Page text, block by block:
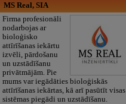
MS Real, SIA
Firma profesionāli
nodarbojas ar
bioloģisko
attīrīšanas iekārtu
izvēli, pārdošanu
un uzstādīšanu
privātmājām. Pie
mums var iegādāties bioloģiskās
attīrīšanas iekārtas, kā arī pasūtīt visas
sistēmas piegādi un uzstādīšanu.